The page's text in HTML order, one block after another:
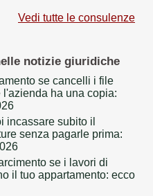
Vedi tutte le consulenze
notizie giuridiche
se cancelli i file
ha una copia:
incassare subito il
senza pagarle prima:
se i lavori di
il tuo appartamento: ecco